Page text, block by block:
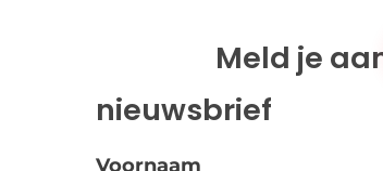
Meld je
nieuwsbrief
Voornaam